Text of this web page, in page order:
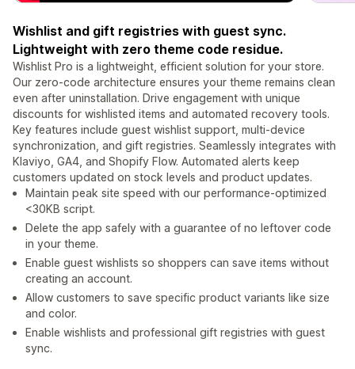
Wishlist and gift registries with guest sync.
Lightweight with zero theme code residue.
Wishlist Pro is a lightweight, efficient solution for your store.
Our zero-code architecture ensures your theme remains clean
even after uninstallation. Drive engagement with unique
discounts for wishlisted items and automated recovery tools.
Key features include guest wishlist support, multi-device
synchronization, and gift registries. Seamlessly integrates with
Klaviyo, GA4, and Shopify Flow. Automated alerts keep
customers updated on stock levels and product updates.
Maintain peak site speed with our performance-optimized
<30KB script.
Delete the app safely with a guarantee of no leftover code
in your theme.
Enable guest wishlists so shoppers can save items without
creating an account.
Allow customers to save specific product variants like size
and color.
Enable wishlists and professional gift registries with guest
sync.